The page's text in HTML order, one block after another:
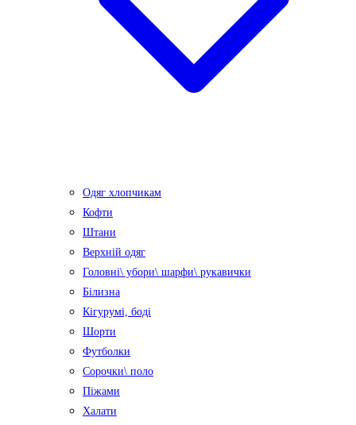
Одяг хлопчикам
Кофти
Штани
Верхній одяг
Головні\ убори\ шарфи\ рукавички
Білизна
Кігурумі, боді
Шорти
Футболки
Сорочки\ поло
Піжами
Халати